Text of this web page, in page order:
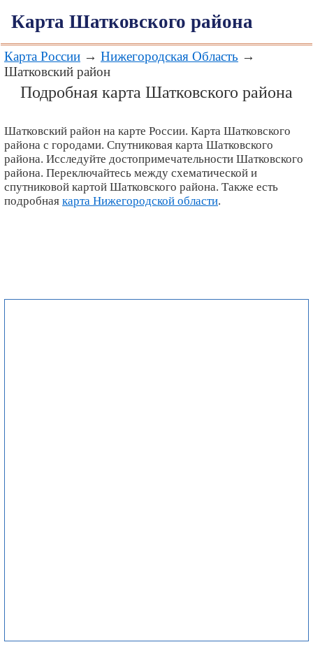
Карта Шатковского района
Карта России → Нижегородская Область →
Шатковский район
Подробная карта Шатковского района
Шатковский район на карте России. Карта Шатковского
района с городами. Спутниковая карта Шатковского
района. Исследуйте достопримечательности Шатковского
района. Переключайтесь между схематической и
спутниковой картой Шатковского района. Также есть
подробная карта Нижегородской области.